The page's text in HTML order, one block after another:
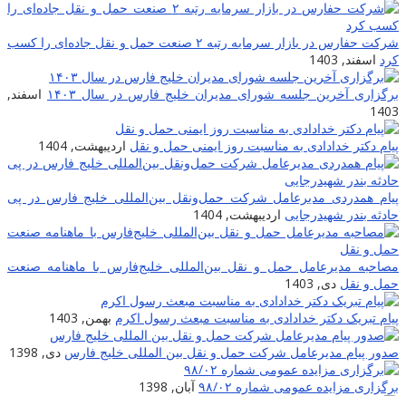
شرکت حفارس در بازار سرمایه رتبه ۲ صنعت حمل و نقل جاده‌ای را کسب
کرد اسفند, 1403
برگزاری آخرین جلسه شورای مدیران خلیج فارس در سال ۱۴۰۳
اسفند,
1403
پیام دکتر خدادادی به مناسبت روز ایمنی حمل و نقل اردیبهشت, 1404
پیام همدردی مدیرعامل شرکت حمل‌ونقل بین‌المللی خلیج فارس در پی
حادثه بندر شهیدرجایی اردیبهشت, 1404
مصاحبه مدیرعامل حمل و نقل بین‌المللی خلیج‌‌فارس با ماهنامه صنعت
حمل و نقل دی, 1403
پیام تبریک دکتر خدادادی به مناسبت مبعث رسول اکرم بهمن, 1403
صدور پیام مدیرعامل شرکت حمل و نقل بین المللی خلیج فارس دی, 1398
برگزاری مزایده عمومی شماره ۹۸/۰۲
آبان, 1398